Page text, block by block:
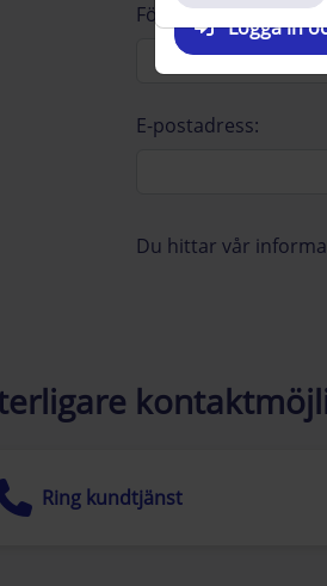
Förnamn:
E-postadress:
Du hittar vår
Ring kundtjänst
Logga in